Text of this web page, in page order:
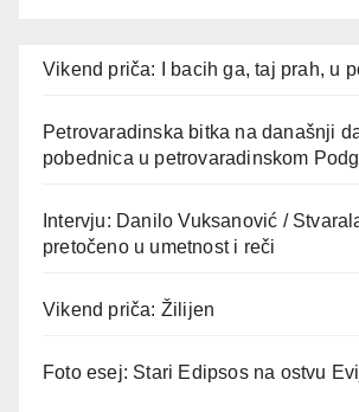
Vikend priča: I bacih ga, taj prah, u
Petrovaradinska bitka na današnji
pobednica u petrovaradinskom
Intervju: Danilo Vuksanović /
pretočeno u umetnost i reči
Vikend priča: Žilijen
Foto esej: Stari Edipsos na ostvu